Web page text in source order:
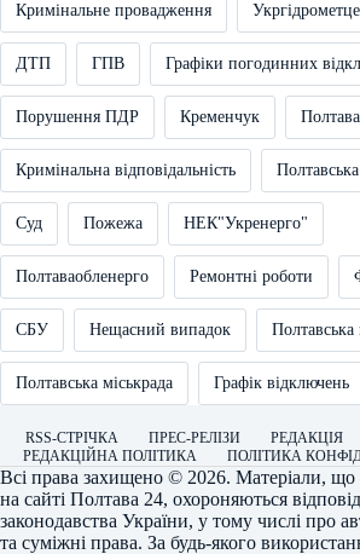
Кримінальне провадження
ДТП ГПВ Графіки погодинних
Порушення ПДР Кременчук
Кримінальна відповідальність
Суд Пожежа НЕК"Укренерго"
Полтаваобленерго Ремонтні роботи
СБУ Нещасний випадок Полтавська
Полтавська міськрада Графік відключень
RSS-СТРІЧКА ПРЕС-РЕЛІЗИ РЕДАКЦІЯ
РЕДАКЦІЙНА ПОЛІТИКА
ПОЛІТИКА
Всі права захищено © 2026. Матеріали, що
на сайті Полтава 24, охороняються
законодавства України, у тому числі про
та суміжні права. За будь-якого